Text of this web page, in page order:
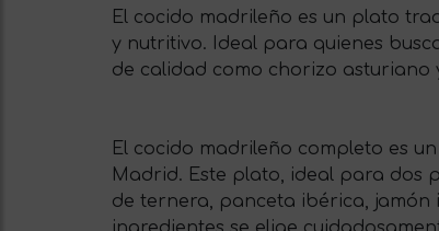
El cocido madrileño es un plato
y nutritivo. Ideal para quienes
de calidad como chorizo asturiano
El cocido madrileño completo es
Madrid. Este plato, ideal para dos
de ternera, panceta ibérica, jamón